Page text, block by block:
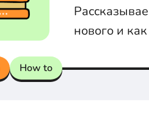
How to
нового и